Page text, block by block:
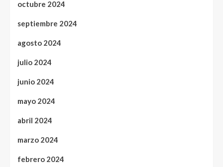
octubre 2024
septiembre 2024
agosto 2024
julio 2024
junio 2024
mayo 2024
abril 2024
marzo 2024
febrero 2024